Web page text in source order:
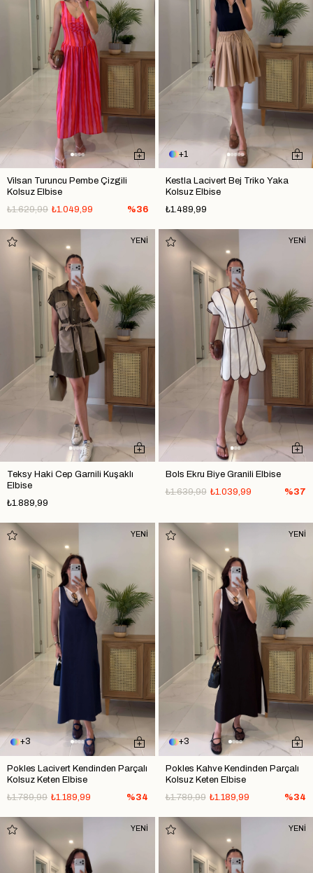
Vilsan Turuncu Pembe Çizgili
Kolsuz Elbise
₺1.049,99
₺1.629,99 %36
1
Kestla Lacivert Bej Triko Yaka
Kolsuz Elbise
₺1.489,99
Teksy Haki Cep Garnili Kuşaklı
Elbise
₺1.889,99
YENİ
Bols Ekru Biye Granili Elbise
₺1.039,99
₺1.639,99 %37
YENİ
3
Pokles Lacivert Kendinden Parçalı
Kolsuz Keten Elbise
₺1.189,99
₺1.789,99 %34
YENİ
3
Pokles Kahve Kendinden Parçalı
Kolsuz Keten Elbise
₺1.189,99
₺1.789,99 %34
YENİ
YENİ YENİ